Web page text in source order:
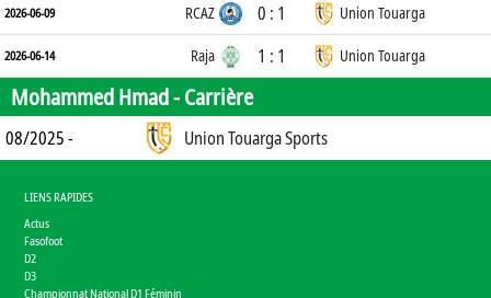
2026-06-09 RCAZ 0 : 1 Union Touarga
2026-06-14 Raja 1 : 1 Union Touarga
Mohammed Hmad -Carrière
08/2025 - Union Touarga Sports
LIENS RAPIDES
Actus
Fasofoot
D2
D3
Championnat National D1 Féminin